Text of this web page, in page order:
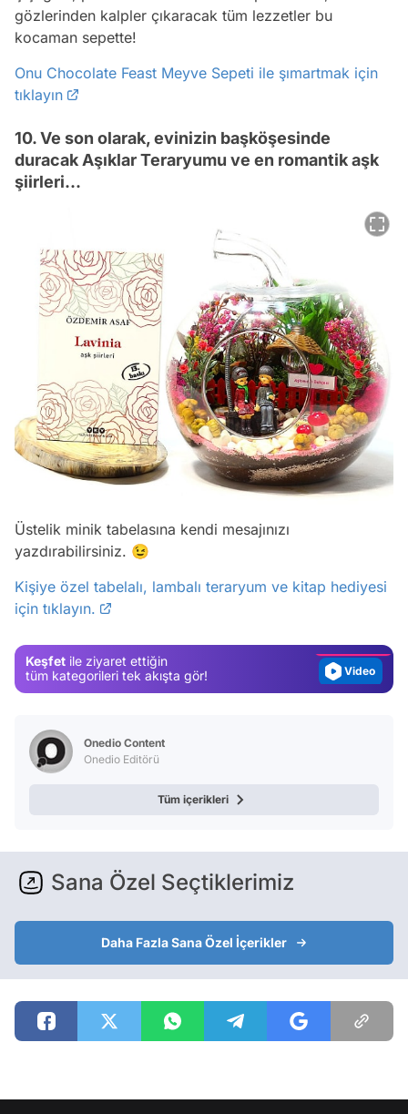
gözlerinden kalpler çıkaracak tüm lezzetler bu
kocaman sepette!
Onu Chocolate Feast Meyve Sepeti ile şımartmak için
tıklayın
10. Ve son olarak, evinizin başköşesinde
duracak Aşıklar Teraryumu ve en romantik aşk
şiirleri...
Üstelik minik tabelasına kendi mesajınızı
yazdırabilirsiniz. 😉
Kişiye özel tabelalı, lambalı teraryum ve kitap hediyesi
için tıklayın.
Keşfet ile ziyaret ettiğin
tüm kategorileri tek akışta gör!
Test
Video
Onedio Content
Onedio Editörü
Tüm içerikleri
Sana Özel Seçtiklerimiz
Daha Fazla Sana Özel İçerikler